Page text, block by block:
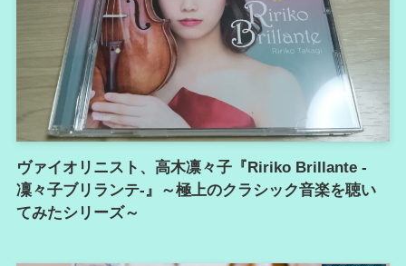
ヴァイオリニスト、高木凛々子『Ririko Brillante -
凜々子ブリランテ-』～極上のクラシック音楽を聴い
てみたシリーズ～